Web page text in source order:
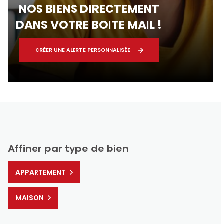
NOS BIENS DIRECTEMENT
DANS VOTRE BOITE MAIL !
CRÉER UNE ALERTE PERSONNALISÉE
Affiner par type de bien
APPARTEMENT
MAISON